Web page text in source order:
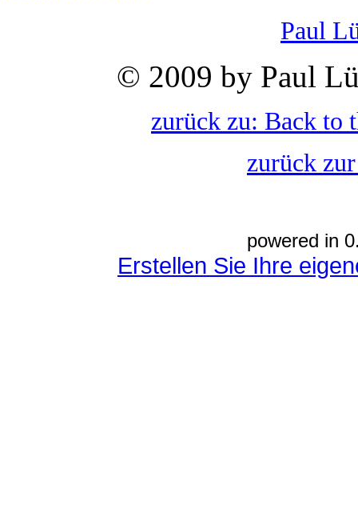
Paul
© 2009 by Paul
zurück zu: Back to
zurück
powered in
Erstellen Sie Ihre